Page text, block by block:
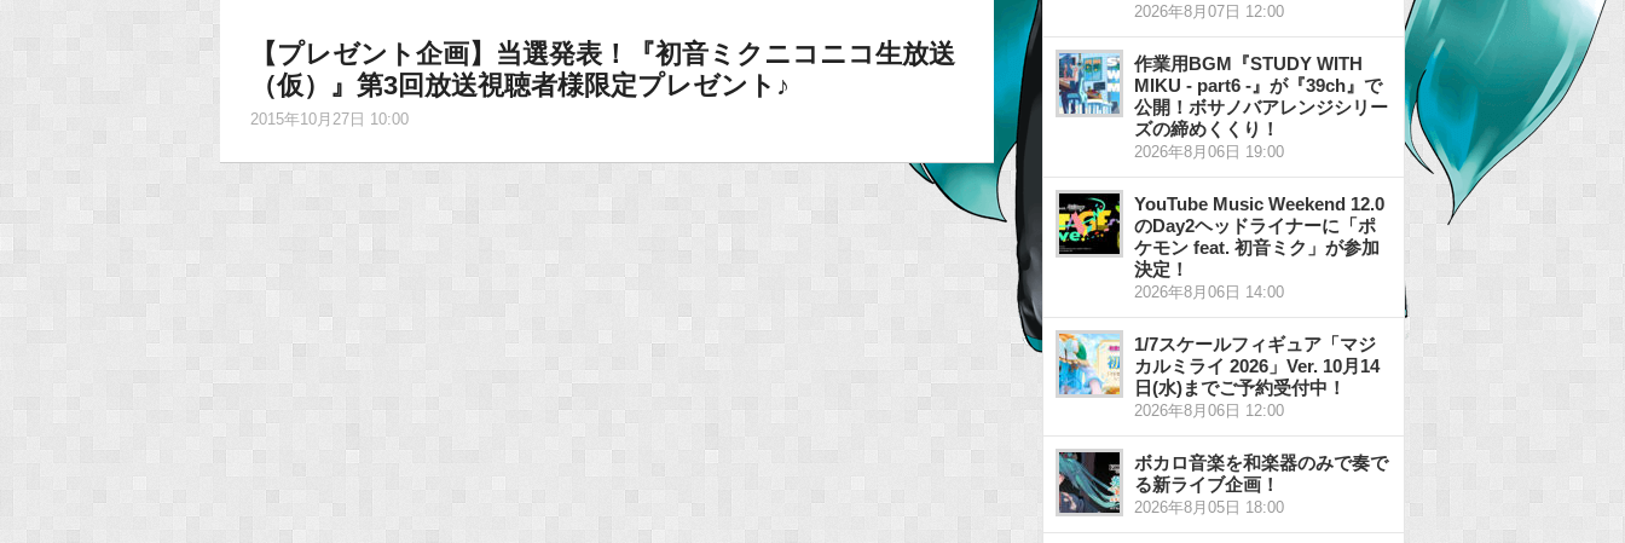
【プレゼント企画】当選発表！『初音ミクニコニコ生放送
（仮）』第3回放送視聴者様限定プレゼント♪
2015年10月27日 10:00
2026年8月07日 12:00
作業用BGM『STUDY WITH
MIKU - part6 -』が『39ch』で
公開！ボサノバアレンジシリー
ズの締めくくり！
2026年8月06日 19:00
YouTube Music Weekend 12.0
のDay2ヘッドライナーに「ポ
ケモン feat. 初音ミク」が参加
決定！
2026年8月06日 14:00
1/7スケールフィギュア「マジ
カルミライ 2026」Ver. 10月14
日(水)までご予約受付中！
2026年8月06日 12:00
ボカロ音楽を和楽器のみで奏で
る新ライブ企画！
2026年8月05日 18:00